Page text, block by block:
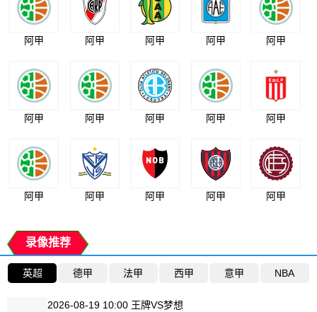
阿甲 阿甲 阿甲 阿甲 阿甲
阿甲 阿甲 阿甲 阿甲 阿甲
阿甲 阿甲 阿甲 阿甲 阿甲
录像推荐
英超 德甲 法甲 西甲 意甲 NBA
2026-08-19 10:00 王牌VS梦想